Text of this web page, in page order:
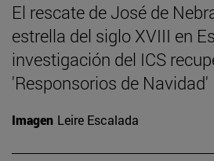
El rescate de José de
estrella del siglo XVIII en
investigación del ICS
'Responsorios de Navidad'
Imagen Leire Escalada